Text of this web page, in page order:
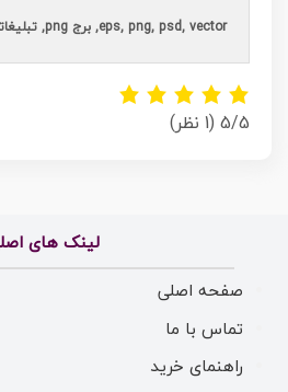
eps, png, psd, vector, برج png, تبلیغاتی مرکز چاپ, تصاویر استوک, تصاویر با کیفیت, تصاویر دوربری, تصاویر دوربریpng, تصاویر شاتر استوک, تصویر دوربری سطل رنگ png,عکس دوربری شده, چاپ بنر, دانلود, دانلود تصاویر دوربری شده, دانلود تصاویر شاتر استوک, دانلود تصاویرلایه باز دوربری شده   رایگان, دانلود رایگان, دانلودتصاویر شاتراستوک, دفاتر تبلیغاتی, دوربری آپارتمان, سطل رنگ دوربری شده,طرح لایه باز عکس, طرح های psd, طرح های لایه باز, عکس با کیفیت, عکس برش خورده, عکس رنگ لایه باز,وکتور,eps, png, psd, vector, برج png, تبلیغاتی مرکز چاپ, تصاویر استوک, تصاویر با کیفیت, تصاویر دوربری, تصاویر دوربریpng, تصاویر شاتر استوک, عکس دوربری سطل رنگ png, عکس دوربری شده, چاپ بنر, دانلود, دانلود تصاویر دوربری شده, دانلود تصاویر شاتر استوک, دانلود تصاویرلایه باز دوربری شده   رایگان, دانلود رایگان, دانلودتصاویر شاتراستوک, دفاتر تبلیغاتی, دوربری آپارتمان, سطل رنگ دوربری شده,طرح لایه باز عکس, طرح های psd, طرح های لایه باز, عکس با کیفیت, عکس برش خورده, عکس رنگ لایه باز,وکتور,eps, png, psd, vector, برج png, تبلیغاتی مرکز چاپ, تصاویر استوک, تصاویر با کیفیت, تصاویر دوربری, تصاویر دوربریpng, تصاویر شاتر استوک, عکس دوربری سطل رنگ png, عکس دوربری شده, چاپ بنر, دانلود, دانلود تصاویر دوربری شده, دانلود تصاویر شاتر استوک, دانلود تصاویرلایه باز دوربری شده   رایگان, دانلود رایگان, دانلودتصاویر شاتراستوک, دفاتر تبلیغاتی, دوربری آپارتمان, سطل رنگ دوربری شده,طرح لایه باز عکس, طرح های psd, طرح های لایه باز, عکس با کیفیت, عکس برش خورده, عکس رنگ لایه باز,وکتور
5/5 (1 نظر)
لینک های
صفحه اصلی
تماس با ما
راهنمای خرید